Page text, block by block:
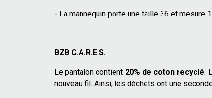
- La mannequin porte une taille 36 et mesure
BZB C.A.R.E.S.
Le pantalon contient 20% de coton recyclé.
nouveau fil. Ainsi, les déchets ont une